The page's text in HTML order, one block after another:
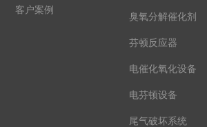
客户案例
臭氧分解催化剂
芬顿反应器
电催化氧化设备
电芬顿设备
尾气破坏系统